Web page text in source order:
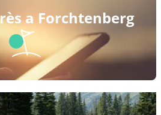
a Forchtenberg